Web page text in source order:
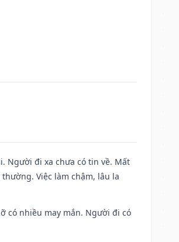
Người đi xa chưa có tin về. Mất
Việc làm chậm, lâu la
có nhiều may mắn. Người đi có